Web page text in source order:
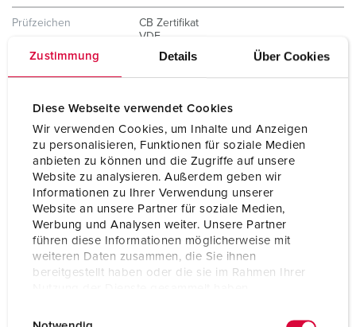
Zustimmung Details Über Cookies
Diese Webseite verwendet Cookies
Wir verwenden Cookies, um Inhalte und Anzeigen
zu personalisieren, Funktionen für soziale Medien
anbieten zu können und die Zugriffe auf unsere
Website zu analysieren. Außerdem geben wir
Informationen zu Ihrer Verwendung unserer
Website an unsere Partner für soziale Medien,
Werbung und Analysen weiter. Unsere Partner
führen diese Informationen möglicherweise mit
weiteren Daten zusammen, die Sie ihnen
bereitgestellt haben oder die sie im Rahmen Ihrer
Prüfzeichen
CB Zertifikat
VDE
CQC